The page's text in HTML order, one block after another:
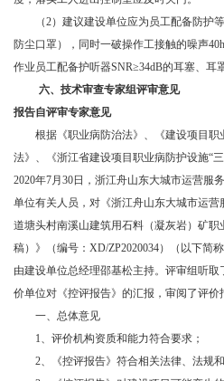
（2）建议建设单位应为员工配备防护
防尘口罩），同时一破操作工接触的噪声
作业员工配备护听器SNR≥34dB的耳塞、耳
六、 技术审查专家组评审意见
报告自评审专家意见
根据《职业病防治法》、《建设项目职
法》、《浙江省建设项目职业病防护设施“
2020年7月30日，浙江舟山东大城市运营服
单位有关人员，对《浙江舟山东大城市运
道塘头村南溪山建筑用石料（凝灰岩）矿
稿）》（编号：XD/ZP2020034）（以下简
由建设单位总经理邵基松主持。评审组听
价单位对《控评报告》的汇报，审阅了评价
一、总体意见
1、评价机构资质和能力符合要求；
2、《控评报告》符合相关法律、法规